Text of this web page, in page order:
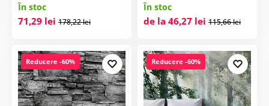
În stoc
71,29 lei 178,22 lei
În stoc
de la 46,27 lei 115,66 lei
Reducere -60% Reducere -60%